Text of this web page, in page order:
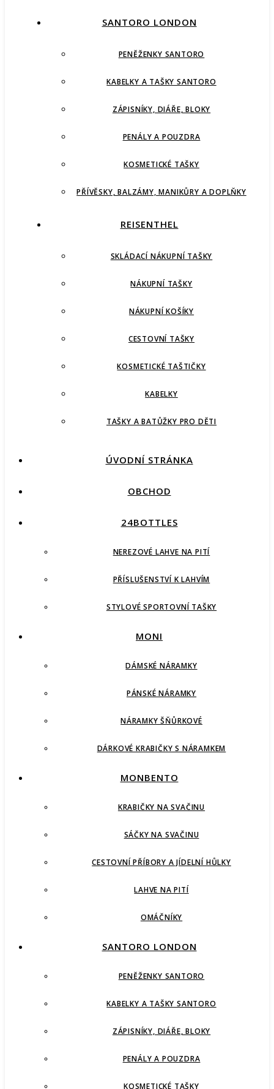
SANTORO LONDON
PENĚŽENKY SANTORO
KABELKY A TAŠKY SANTORO
ZÁPISNÍKY, DIÁŘE, BLOKY
PENÁLY A POUZDRA
KOSMETICKÉ TAŠKY
PŘÍVĚSKY, BALZÁMY, MANIKŮRY A DOPLŇKY
REISENTHEL
SKLÁDACÍ NÁKUPNÍ TAŠKY
NÁKUPNÍ TAŠKY
NÁKUPNÍ KOŠÍKY
CESTOVNÍ TAŠKY
KOSMETICKÉ TAŠTIČKY
KABELKY
TAŠKY A BATŮŽKY PRO DĚTI
ÚVODNÍ STRÁNKA
OBCHOD
24BOTTLES
NEREZOVÉ LAHVE NA PITÍ
PŘÍSLUŠENSTVÍ K LAHVÍM
STYLOVÉ SPORTOVNÍ TAŠKY
MONI
DÁMSKÉ NÁRAMKY
PÁNSKÉ NÁRAMKY
NÁRAMKY ŠŇŮRKOVÉ
DÁRKOVÉ KRABIČKY S NÁRAMKEM
MONBENTO
KRABIČKY NA SVAČINU
SÁČKY NA SVAČINU
CESTOVNÍ PŘÍBORY A JÍDELNÍ HŮLKY
LAHVE NA PITÍ
OMÁČNÍKY
SANTORO LONDON
PENĚŽENKY SANTORO
KABELKY A TAŠKY SANTORO
ZÁPISNÍKY, DIÁŘE, BLOKY
PENÁLY A POUZDRA
KOSMETICKÉ TAŠKY